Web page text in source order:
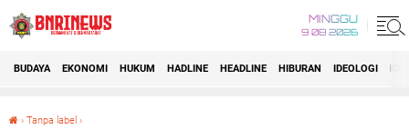
MINGGU
9 08 2026
BUDAYA EKONOMI HUKUM HADLINE HEADLINE HIBURAN IDEOLOGI
› Tanpa label ›